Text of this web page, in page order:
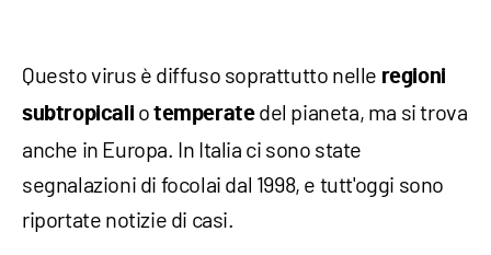
Questo virus è diffuso soprattutto nelle regioni
subtropicali otemperatedel pianeta, ma si trova
anche in Europa. In Italia ci sono state
segnalazioni di focolai dal 1998, e tutt'oggi sono
riportate notizie di casi.